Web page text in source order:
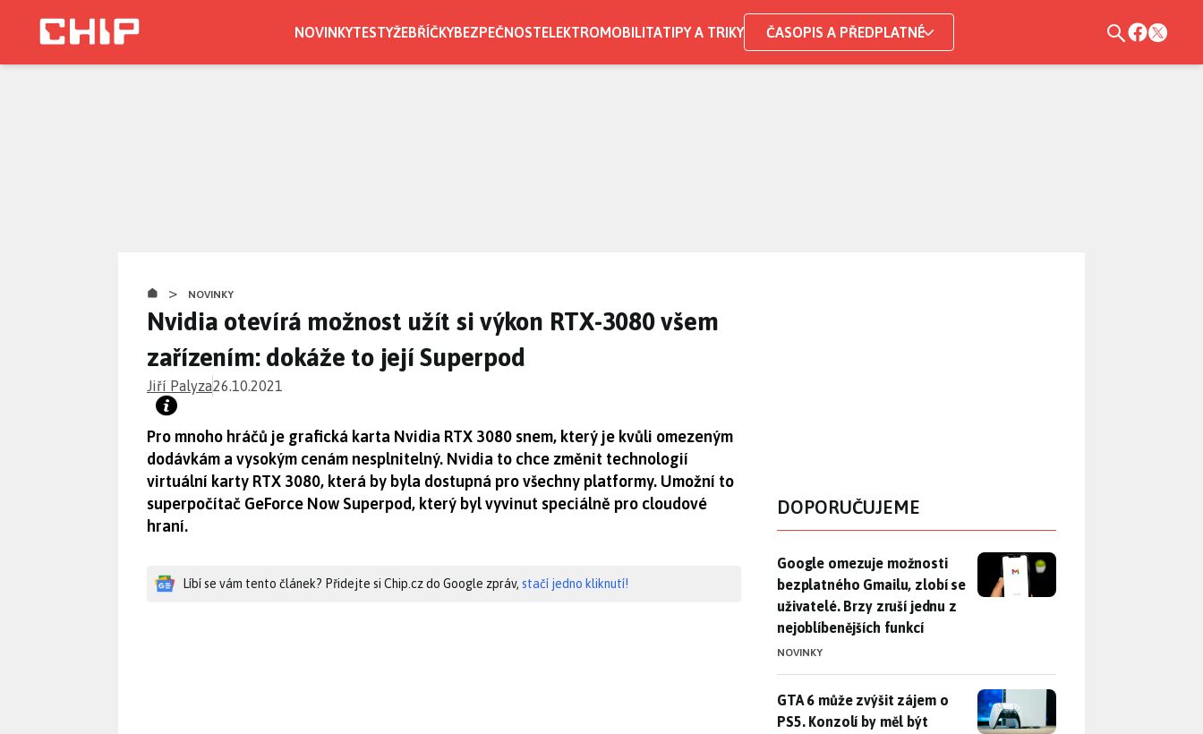
NOVINKYTESTYŽEBŘÍČKYBEZPEČNOSTELEKTROMOBILITATIPY A TRIKY ČASOPIS A PŘEDPLATNÉ
> NOVINKY
Nvidia otevírá možnost užít si výkon RTX-3080 všem
zařízením: dokáže to její Superpod
Jiří Palyza26.10.2021
Pro mnoho hráčů je grafická karta Nvidia RTX 3080 snem, který je kvůli omezeným
dodávkám a vysokým cenám nesplnitelný. Nvidia to chce změnit technologií
virtuální karty RTX 3080, která by byla dostupná pro všechny platformy. Umožní to
superpočítač GeForce Now Superpod, který byl vyvinut speciálně pro cloudové
hraní.
Líbí se vám tento článek? Přidejte si Chip.cz do Google zpráv, stačí jedno kliknutí!
DOPORUČUJEME
Google omezuje možnosti bezplatného Gmailu, zlobí se
Google omezuje možnosti
bezplatného Gmailu, zlobí se
uživatelé. Brzy zruší jednu z
nejoblíbenějších funkcí
NOVINKY
GTA 6 může zvýšit zájem o PS5. Konzolí by měl být dostatek,
GTA 6 může zvýšit zájem o
PS5. Konzolí by měl být